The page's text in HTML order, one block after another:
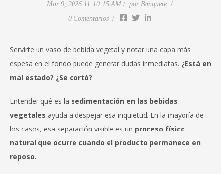
Mar 9, 2026 11:10:15 AM por Banquete
0 Comentarios
Servirte un vaso de bebida vegetal y notar una capa más
espesa en el fondo puede generar dudas inmediatas. ¿Está en
mal estado? ¿Se cortó?
Entender qué es la sedimentación en las bebidas
vegetales ayuda a despejar esa inquietud. En la mayoría de
los casos, esa separación visible es un proceso físico
natural que ocurre cuando el producto permanece en
reposo.